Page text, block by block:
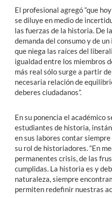
El profesional agregó “que
se diluye en medio de
las fuerzas de la historia. De
demanda del consumo y de
que niega las raíces del
igualdad entre los miembros
más real sólo surge a partir
necesaria relación de
deberes ciudadanos”.
En su ponencia el académico
estudiantes de historia,
en sus labores contar
su rol de historiadores. “En
permanentes crisis, de las
cumplidas. La historia es y
naturaleza, siempre
permiten redefinir nuestras